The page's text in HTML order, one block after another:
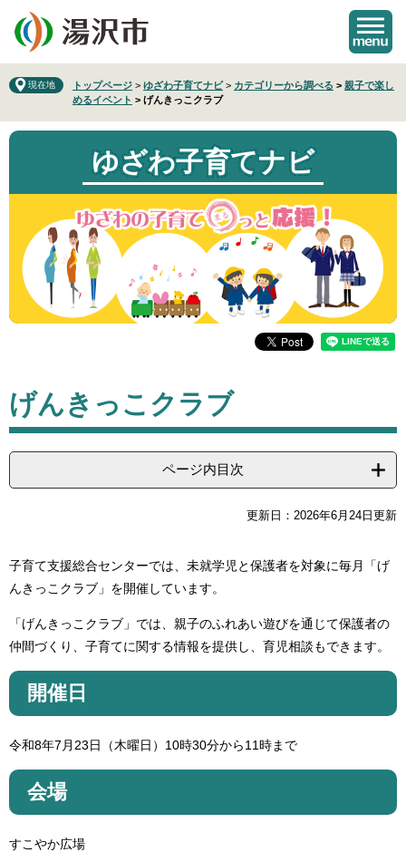
の
先
で
す
ー
を
ば
し
現在地 トップページ > ゆざわ子育てナビ > カテゴリーから調べる > 親子で楽し
めるイベント > げんきっこクラブ
ゆざわ子育てナビ
文
げんきっこクラブ
ページ内目次
更新日：2026年6月24日更新
子育て支援総合センターでは、未就学児と保護者を対象に毎月「げ
んきっこクラブ」を開催しています。
「げんきっこクラブ」では、親子のふれあい遊びを通じて保護者の
仲間づくり、子育てに関する情報を提供し、育児相談もできます。
開催日
令和8年7月23日（木曜日）10時30分から11時まで
会場
すこやか広場